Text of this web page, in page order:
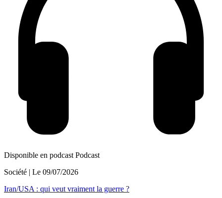
Disponible en podcast Podcast
Société | Le 09/07/2026
Iran/USA : qui veut vraiment la guerre ?